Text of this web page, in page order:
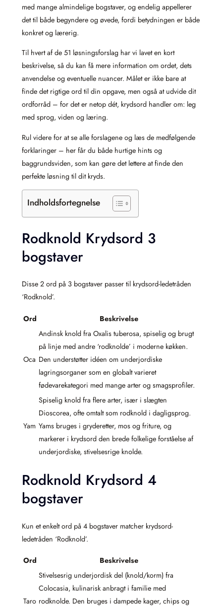
med mange almindelige bogstaver, og endelig appellerer
det til både begyndere og øvede, fordi betydningen er både
konkret og lærerig.
Til hvert af de 51 løsningsforslag har vi lavet en kort
beskrivelse, så du kan få mere information om ordet, dets
anvendelse og eventuelle nuancer. Målet er ikke bare at
finde det rigtige ord til din opgave, men også at udvide dit
ordforråd – for det er netop dét, krydsord handler om: leg
med sprog, viden og læring.
Rul videre for at se alle forslagene og læs de medfølgende
forklaringer – her får du både hurtige hints og
baggrundsviden, som kan gøre det lettere at finde den
perfekte løsning til dit kryds.
Indholdsfortegnelse
Rodknold Krydsord 3
bogstaver
Disse 2 ord på 3 bogstaver passer til krydsord-ledetråden
‘Rodknold’.
Ord Beskrivelse
Oca
Andinsk knold fra Oxalis tuberosa, spiselig og brugt
på linje med andre ‘rodknolde’ i moderne køkken.
Den understøtter idéen om underjordiske
lagringsorganer som en globalt varieret
fødevarekategori med mange arter og smagsprofiler.
Yam
Spiselig knold fra flere arter, især i slægten
Dioscorea, ofte omtalt som rodknold i dagligsprog.
Yams bruges i gryderetter, mos og friture, og
markerer i krydsord den brede folkelige forståelse af
underjordiske, stivelsesrige knolde.
Rodknold Krydsord 4
bogstaver
Kun et enkelt ord på 4 bogstaver matcher krydsord-
ledetråden ‘Rodknold’.
Ord Beskrivelse
Taro
Stivelsesrig underjordisk del (knold/korm) fra
Colocasia, kulinarisk anbragt i familie med
rodknolde. Den bruges i dampede kager, chips og